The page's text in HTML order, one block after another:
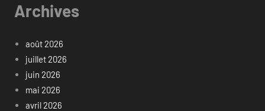
Archives
août 2026
juillet 2026
juin 2026
mai 2026
avril 2026